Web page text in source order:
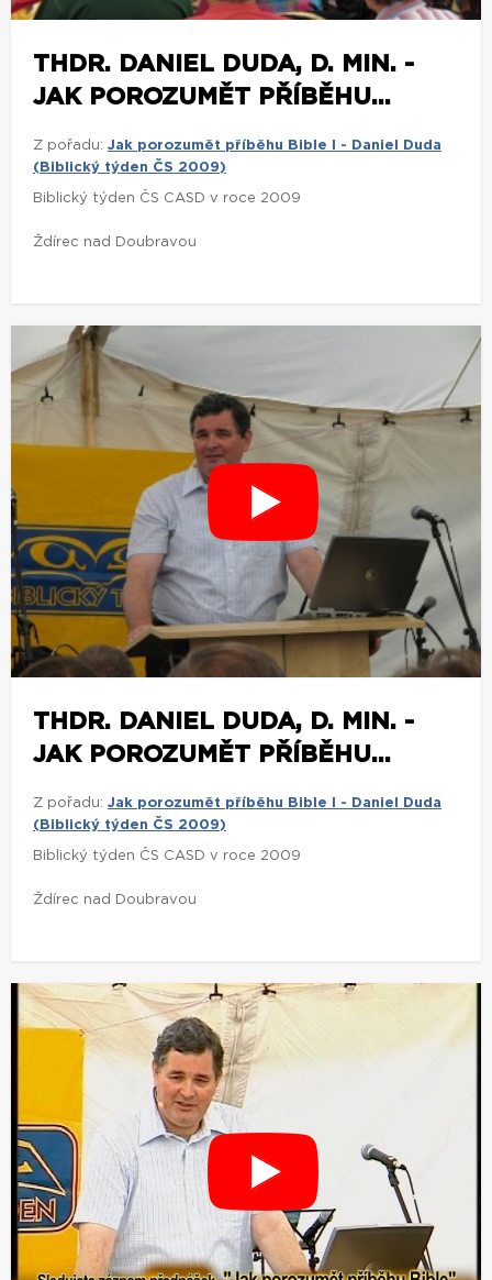
THDR. DANIEL DUDA, D. MIN. -
JAK POROZUMĚT PŘÍBĚHU...
Z pořadu: Jak porozumět příběhu Bible I - Daniel Duda
(Biblický týden ČS 2009)
Biblický týden ČS CASD v roce 2009
Ždírec nad Doubravou
THDR. DANIEL DUDA, D. MIN. -
JAK POROZUMĚT PŘÍBĚHU...
Z pořadu: Jak porozumět příběhu Bible I - Daniel Duda
(Biblický týden ČS 2009)
Biblický týden ČS CASD v roce 2009
Ždírec nad Doubravou